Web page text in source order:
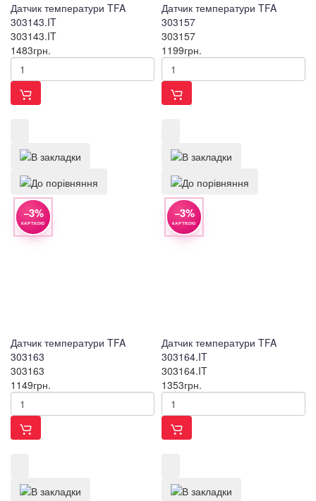
Датчик температури TFA
303143.IT
303143.IT
1483грн.
Датчик температури TFA
303157
303157
1199грн.
−3%
КАРТКОЮ
Датчик температури TFA
303163
303163
1149грн.
−3%
КАРТКОЮ
Датчик температури TFA
303164.IT
303164.IT
1353грн.